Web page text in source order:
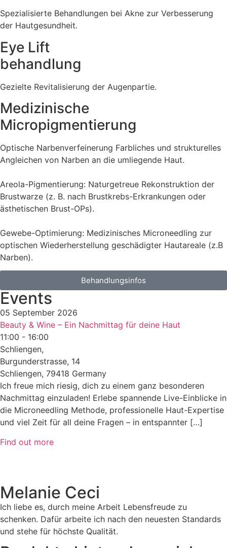
Spezialisierte Behandlungen bei Akne zur Verbesserung
der Hautgesundheit.
Eye Lift
behandlung
Gezielte Revitalisierung der Augenpartie.
Medizinische
Micropigmentierung
Optische Narbenverfeinerung Farbliches und strukturelles
Angleichen von Narben an die umliegende Haut.
Areola-Pigmentierung: Naturgetreue Rekonstruktion der
Brustwarze (z. B. nach Brustkrebs-Erkrankungen oder
ästhetischen Brust-OPs).
Gewebe-Optimierung: Medizinisches Microneedling zur
optischen Wiederherstellung geschädigter Hautareale (z.B
Narben).
Behandlungsinfos
Events
05 September 2026
Beauty & Wine – Ein Nachmittag für deine Haut
11:00 - 16:00
Schliengen,
Burgunderstrasse, 14
Schliengen, 79418 Germany
Ich freue mich riesig, dich zu einem ganz besonderen
Nachmittag einzuladen! Erlebe spannende Live-Einblicke in
die Microneedling Methode, professionelle Haut-Expertise
und viel Zeit für all deine Fragen – in entspannter […]
Find out more
Melanie Ceci
Ich liebe es, durch meine Arbeit Lebensfreude zu
schenken. Dafür arbeite ich nach den neuesten Standards
und stehe für höchste Qualität.